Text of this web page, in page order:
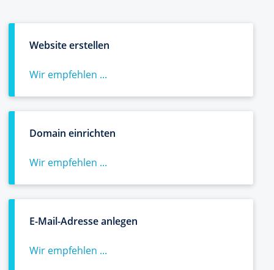
Website erstellen
Wir empfehlen ...
Domain einrichten
Wir empfehlen ...
E-Mail-Adresse anlegen
Wir empfehlen ...